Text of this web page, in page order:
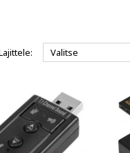
Valitse